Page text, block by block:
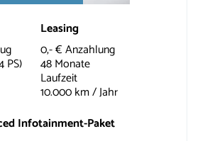
PS)
Leasing
0,- € Anzahlung
48 Monate
Laufzeit
10.000 km / Jahr
Infotainment-Paket